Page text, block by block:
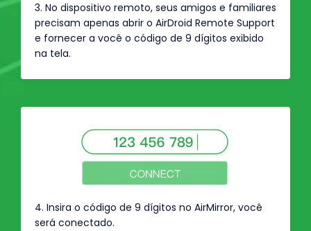
3. No dispositivo remoto, seus amigos e familiares
precisam apenas abrir o AirDroid Remote Support
e fornecer a você o código de 9 dígitos exibido
na tela.
4. Insira o código de 9 dígitos no AirMirror, você
será conectado.